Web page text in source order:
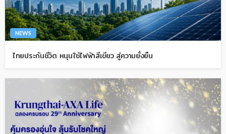
NEWS
ไทยประกันชีวิต หนุนใช้ไฟฟ้าสีเขียว สู่ความยั่งยืน